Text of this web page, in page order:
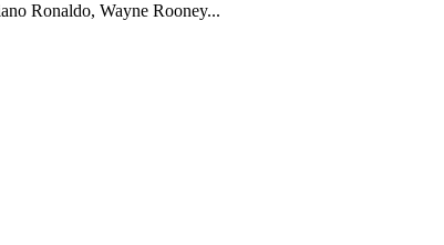
Ronaldo, Wayne Rooney...